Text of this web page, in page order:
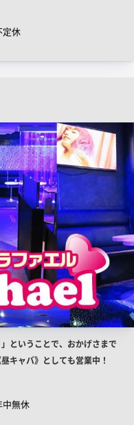
定休
ということで、おかげさまで
キャバ》としても営業中！
中無休